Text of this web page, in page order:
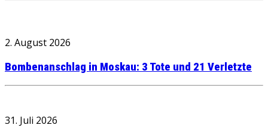
2. August 2026
Bombenanschlag in Moskau: 3 Tote und 21 Verletzte
31. Juli 2026